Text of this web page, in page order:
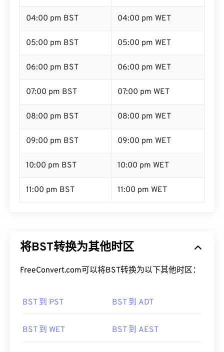
04:00 pm BST 04:00 pm WET
05:00 pm BST 05:00 pm WET
06:00 pm BST 06:00 pm WET
07:00 pm BST 07:00 pm WET
08:00 pm BST 08:00 pm WET
09:00 pm BST 09:00 pm WET
10:00 pm BST 10:00 pm WET
11:00 pm BST 11:00 pm WET
将BST转换为其他时区
FreeConvert.com可以将BST转换为以下其他时区：
BST 到 PST BST 到 ADT
BST 到 WET BST 到 AEST